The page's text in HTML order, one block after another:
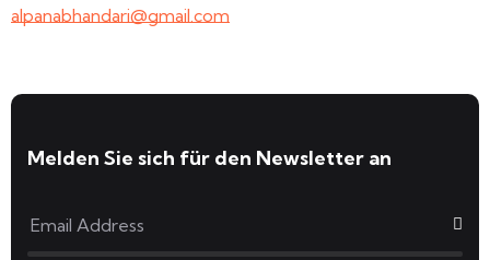
alpanabhandari@gmail.com
Melden Sie sich für den Newsletter an